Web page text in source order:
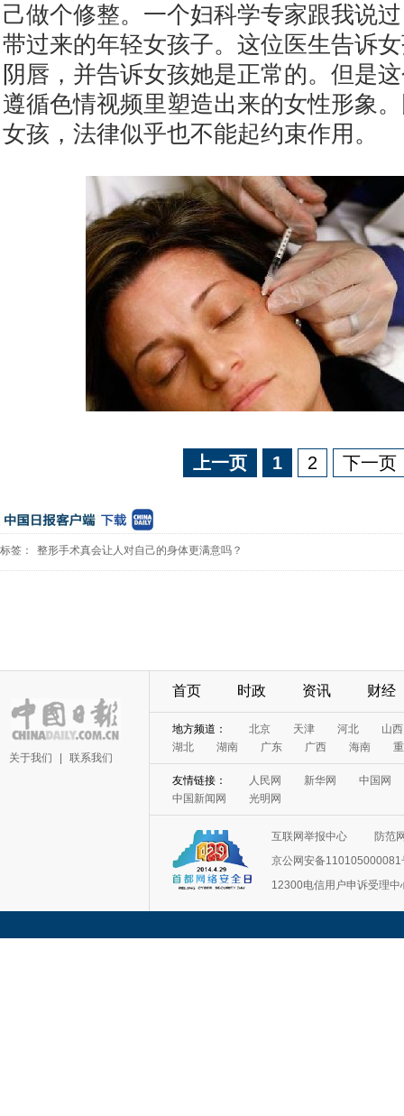
己做个修整。一个妇科学专家跟我说
带过来的年轻女孩子。这位医生告诉
阴唇，并告诉女孩她是正常的。但是
遵循色情视频里塑造出来的女性形象
女孩，法律似乎也不能起约束作用。
上一页 1 2 下一页
标签： 整形手术真会让人对自己的身体更满意吗？
关于我们 联系我们
首页 时政 资讯 财经
地方频道： 北京 天津 河北
山西
湖北
湖南 广东 广西 海南
友情链接： 人民网 新华网
中国网
中国新闻网
光明网
互联网举报中心
防范
京公网安备110105000081
12300电信用户申诉受理中